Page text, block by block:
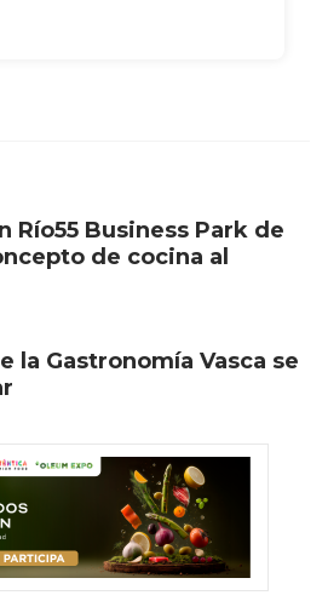
Río55 Business Park de
de cocina al
la Gastronomía Vasca se